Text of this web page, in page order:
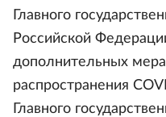
Главного
Российской
дополнительных
распространения
Главного